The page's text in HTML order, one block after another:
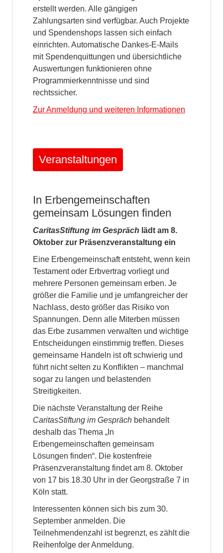
erstellt werden. Alle gängigen
Zahlungsarten sind verfügbar. Auch Projekte
und Spendenshops lassen sich einfach
einrichten. Automatische Dankes-E-Mails
mit Spendenquittungen und übersichtliche
Auswertungen funktionieren ohne
Programmierkenntnisse und sind
rechtssicher.
Zur Anmeldung und weiteren Informationen
Veranstaltungen
In Erbengemeinschaften
gemeinsam Lösungen finden
CaritasStiftung im Gespräch lädt am 8.
Oktober zur Präsenzveranstaltung ein
Eine Erbengemeinschaft entsteht, wenn kein
Testament oder Erbvertrag vorliegt und
mehrere Personen gemeinsam erben. Je
größer die Familie und je umfangreicher der
Nachlass, desto größer das Risiko von
Spannungen. Denn alle Miterben müssen
das Erbe zusammen verwalten und wichtige
Entscheidungen einstimmig treffen. Dieses
gemeinsame Handeln ist oft schwierig und
führt nicht selten zu Konflikten – manchmal
sogar zu langen und belastenden
Streitigkeiten.
Die nächste Veranstaltung der Reihe
CaritasStiftung im Gespräch behandelt
deshalb das Thema „In
Erbengemeinschaften gemeinsam
Lösungen finden“. Die kostenfreie
Präsenzveranstaltung findet am 8. Oktober
von 17 bis 18.30 Uhr in der Georgstraße 7 in
Köln statt.
Interessenten können sich bis zum 30.
September anmelden. Die
Teilnehmendenzahl ist begrenzt, es zählt die
Reihenfolge der Anmeldung.